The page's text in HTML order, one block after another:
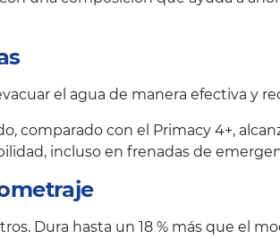
el agua de manera efectiva y
comparado con el Primacy 4+,
incluso en frenadas de
Dura hasta un 18 % más que el